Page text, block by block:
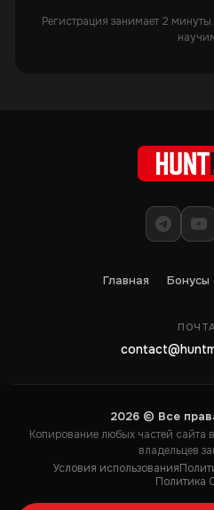
Регистрация занимает 2
Главная Бонусы
2026 © Все
Копирование любых частей сайта
владельцев
Условия использования
Политика